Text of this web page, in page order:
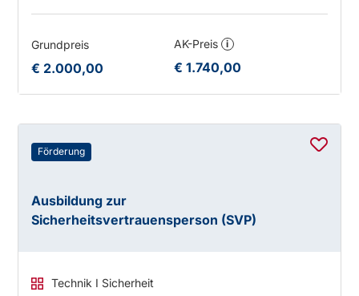
Grundpreis
€ 2.000,00
AK-Preis i
€ 1.740,00
Förderung
Ausbildung zur
Sicherheitsvertrauensperson (SVP)
Technik I Sicherheit